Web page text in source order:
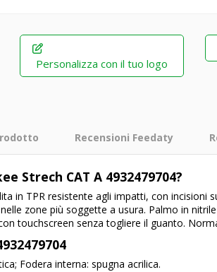
Personalizza con il tuo logo
Recensioni Feedaty
Strech CAT A 4932479704?
in TPR resistente agli impatti, con incisioni
zone più soggette a usura. Palmo in
touchscreen senza togliere il guanto.
Fodera interna: spugna acrilica.